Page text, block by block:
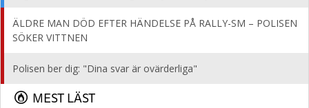
ÄLDRE MAN DÖD EFTER HÄNDELSE PÅ RALLY-SM – POLISEN
SÖKER VITTNEN
Polisen ber dig: "Dina svar är ovärderliga"
MEST LÄST